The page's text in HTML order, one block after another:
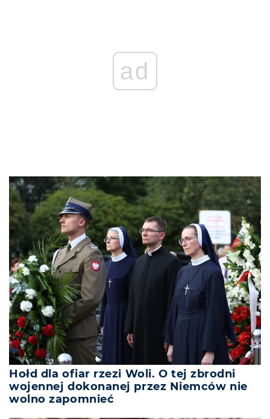
ad
Hołd dla ofiar rzezi Woli. O tej zbrodni
wojennej dokonanej przez Niemców nie
wolno zapomnieć